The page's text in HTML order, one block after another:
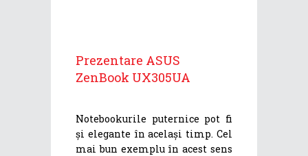
Prezentare ASUS
ZenBook UX305UA
Notebookurile puternice pot fi
și elegante în același timp. Cel
mai bun exemplu în acest sens